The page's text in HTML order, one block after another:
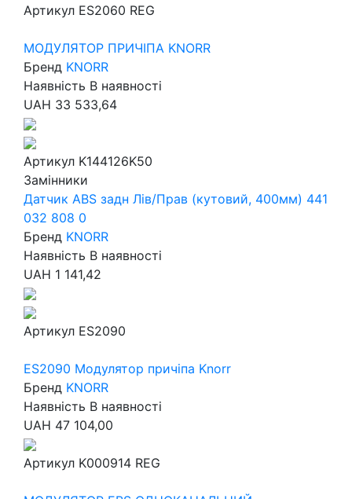
Артикул ES2060 REG
МОДУЛЯТОР ПРИЧІПА KNORR
Бренд KNORR
Наявність В наявності
UAH 33 533,64
Артикул K144126K50
Замінники
Датчик ABS задн Лів/Прав (кутовий, 400мм) 441
032 808 0
Бренд KNORR
Наявність В наявності
UAH 1 141,42
Артикул ES2090
ES2090 Модулятор причіпа Knorr
Бренд KNORR
Наявність В наявності
UAH 47 104,00
Артикул K000914 REG